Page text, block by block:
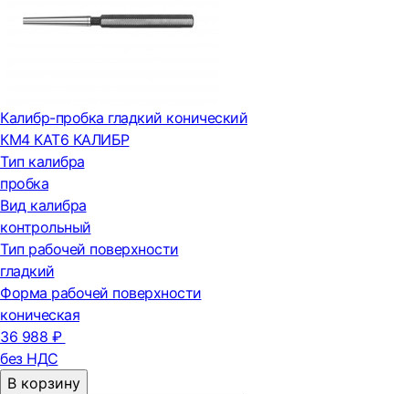
Калибр-пробка гладкий конический
КМ4 КАТ6 КАЛИБР
Тип калибра
пробка
Вид калибра
контрольный
Тип рабочей поверхности
гладкий
Форма рабочей поверхности
коническая
36 988 ₽
без НДС
В корзину